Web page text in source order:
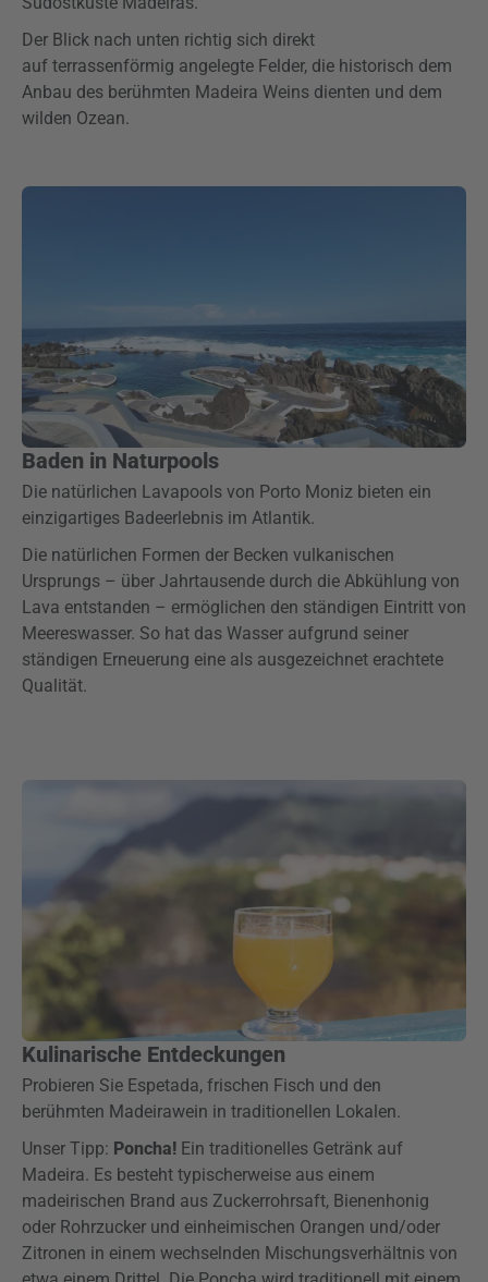
Der Blick nach unten richtig sich direkt
auf terrassenförmig angelegte Felder, die historisch dem
Anbau des berühmten Madeira Weins dienten und dem
wilden Ozean.
Baden in Naturpools
Die natürlichen Lavapools von Porto Moniz bieten ein
einzigartiges Badeerlebnis im Atlantik.
Die natürlichen Formen der Becken vulkanischen
Ursprungs – über Jahrtausende durch die Abkühlung von
Lava entstanden – ermöglichen den ständigen Eintritt von
Meereswasser. So hat das Wasser aufgrund seiner
ständigen Erneuerung eine als ausgezeichnet erachtete
Qualität.
Kulinarische Entdeckungen
Probieren Sie Espetada, frischen Fisch und den
berühmten Madeirawein in traditionellen Lokalen.
Unser Tipp: Poncha! Ein traditionelles Getränk auf
Madeira. Es besteht typischerweise aus einem
madeirischen Brand aus Zuckerrohrsaft, Bienenhonig
oder Rohrzucker und einheimischen Orangen und/oder
Zitronen in einem wechselnden Mischungsverhältnis von